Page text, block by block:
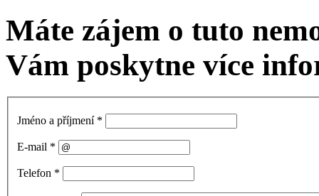
Máte zájem o tuto
Vám poskytne více
Jméno a příjmení *
E-mail *
Telefon *